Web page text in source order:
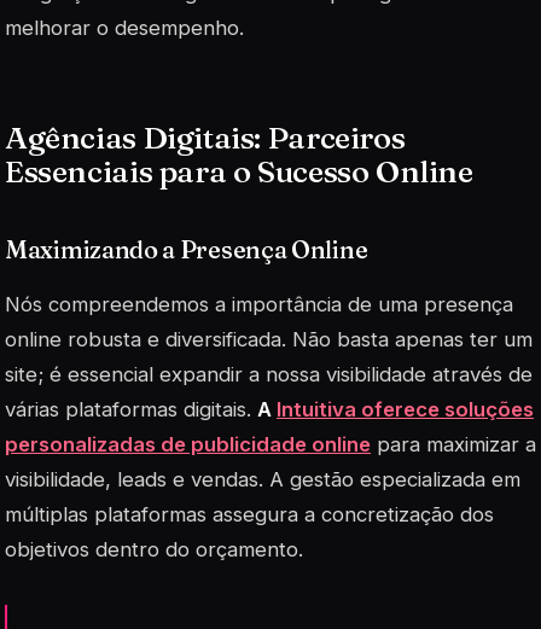
melhorar o desempenho.
Agências Digitais: Parceiros
Essenciais para o Sucesso Online
Maximizando a Presença Online
Nós compreendemos a importância de uma presença
online robusta e diversificada. Não basta apenas ter um
site; é essencial expandir a nossa visibilidade através de
várias plataformas digitais. A Intuitiva oferece soluções
personalizadas de publicidade online para maximizar a
visibilidade, leads e vendas. A gestão especializada em
múltiplas plataformas assegura a concretização dos
objetivos dentro do orçamento.